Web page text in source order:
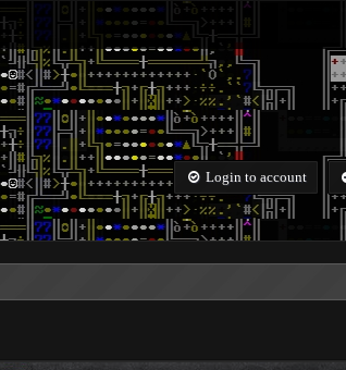
Login to account